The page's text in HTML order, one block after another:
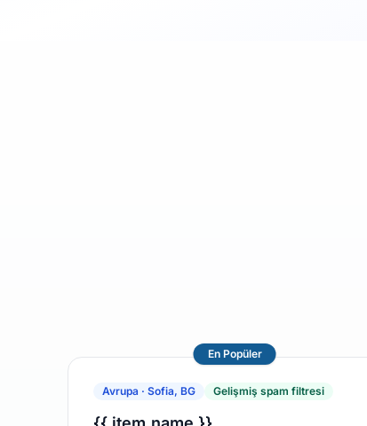
En Popüler
Avrupa · Sofia, BG Gelişmiş spam filtresi